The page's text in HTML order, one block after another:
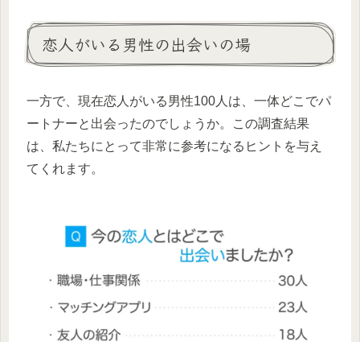
恋人がいる男性の出会いの場
一方で、現在恋人がいる男性100人は、一体どこでパ
ートナーと出会ったのでしょうか。この調査結果
は、私たちにとって非常に参考になるヒントを与え
てくれます。